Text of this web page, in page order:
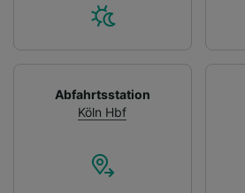
Abfahrtsstation
Köln Hbf